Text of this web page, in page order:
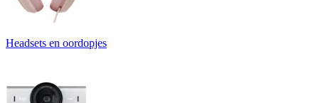
Headsets en oordopjes